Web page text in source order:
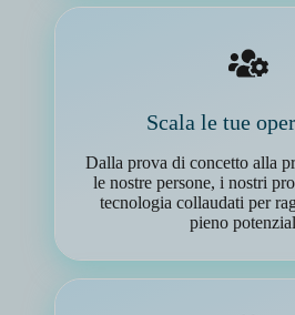
Scala le tue
Dalla prova di concetto alla
le nostre persone, i nostri
tecnologia collaudati per
pieno